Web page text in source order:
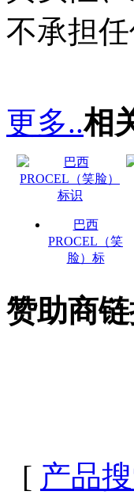
不承担任
更多..相
巴西
PROCEL（笑
脸）标
赞助商
[ 产品